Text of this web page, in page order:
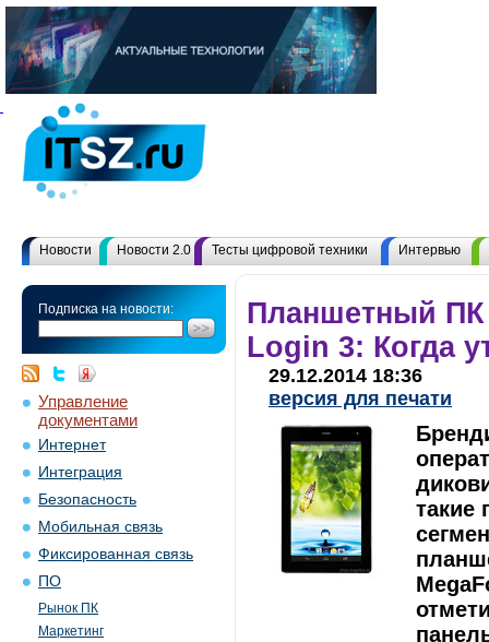
Новости Новости 2.0 Тесты цифровой техники Интервью
Подписка на новости:
Управление
документами
Интернет
Интеграция
Безопасность
Мобильная связь
Фиксированная связь
ПО
Рынок ПК
Маркетинг
Планшетный ПК
Login 3: Когда
29.12.2014 18:36
версия для печати
такие